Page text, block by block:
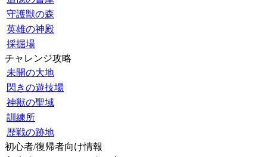
守護獣の森
英雄の神殿
採掘場
チャレンジ攻略
未開の大地
閃きの遊技場
神獣の聖域
訓練所
歴戦の跡地
初心者/復帰者向け情報